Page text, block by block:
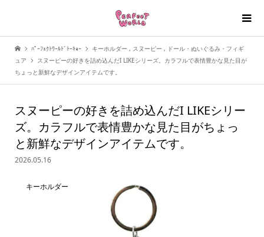
ﾊﾟｰﾌｪｸﾄﾜｰﾙﾄﾞﾄｰｷｮｰ キーホルダー , スヌーピー , ドール・ぬいぐるみ・フィギ
ュア
スヌーピーの好きを詰め込んだI LIKEシリーズ。カラフルで表情豊かな見た目が
ちょっと新鮮なデザインアイテムです。
スヌーピーの好きを詰め込んだI LIKEシリー
ズ。カラフルで表情豊かな見た目がちょっ
と新鮮なデザインアイテムです。
2026.05.16
キーホルダー